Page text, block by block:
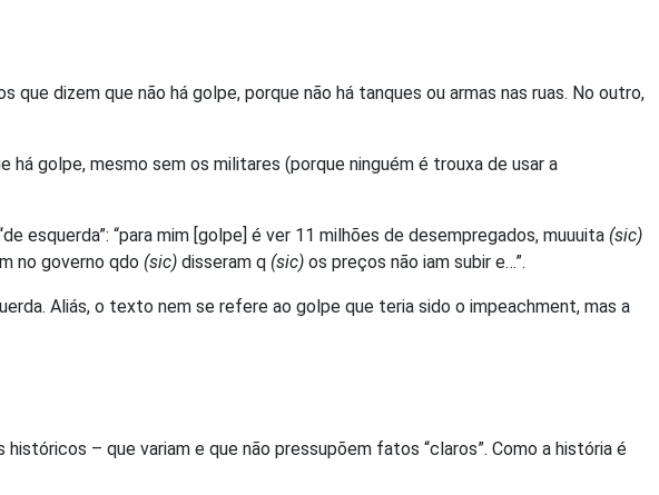
dizem que não há golpe, porque não há tanques ou armas nas ruas. No outro,
golpe, mesmo sem os militares (porque ninguém é trouxa de usar a
esquerda”: “para mim [golpe] é ver 11 milhões de desempregados, muuuita (sic)
no governo qdo (sic) disseram q (sic) os preços não iam subir e…”.
Aliás, o texto nem se refere ao golpe que teria sido o impeachment, mas a
– que variam e que não pressupõem fatos “claros”. Como a história é